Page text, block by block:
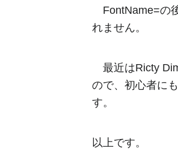
FontName=の
れません。
最近はRicty
ので、初心者に
す。
以上です。